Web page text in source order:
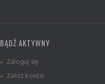
BĄDŹ AKTYWNY
» Zaloguj się
» Załóż konto